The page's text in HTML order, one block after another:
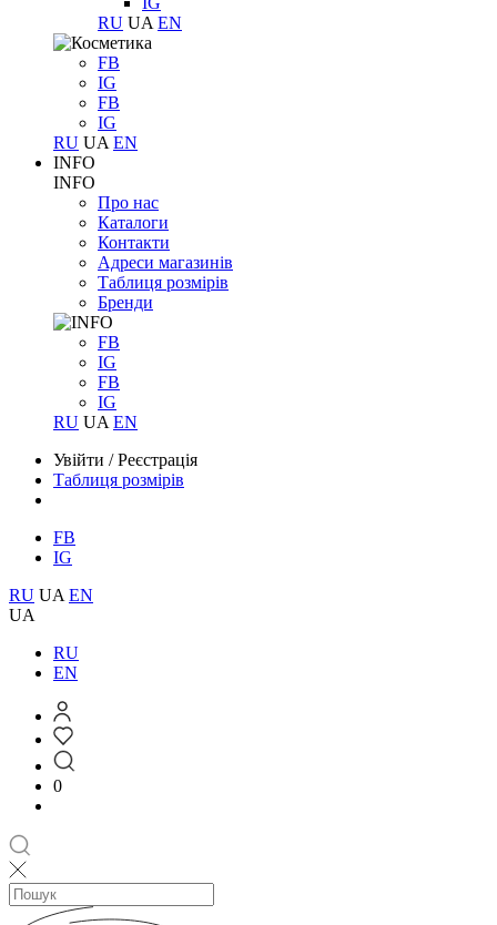
RU UA EN
FB
IG
FB
IG
RU UA EN
INFO
INFO
Про нас
Каталоги
Контакти
Адреси магазинів
Таблиця розмірів
Бренди
FB
IG
FB
IG
RU UA EN
Увійти /Реєстрація
Таблиця розмірів
FB
IG
RU UA EN
UA
RU
EN
0